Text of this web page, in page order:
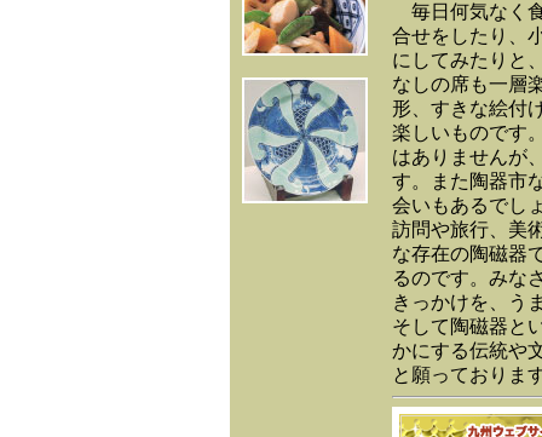
毎日何気なく
合せをしたり、
にしてみたりと
なしの席も一層
形、すきな絵付
楽しいものです
はありませんが
す。また陶器市
会いもあるでし
訪問や旅行、美
な存在の陶磁器
るのです。みな
きっかけを、う
そして陶磁器と
かにする伝統や
と願っておりま